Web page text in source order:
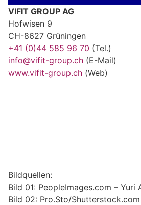
VIFIT GROUP AG
Hofwisen 9
CH-8627 Grüningen
+41 (0)44 585 96 70 (Tel.)
info@vifit-group.ch (E-Mail)
www.vifit-group.ch (Web)
Bildquellen:
Bild 01: PeopleImages.com –
Bild 02: Pro.Sto/Shutterstock.com